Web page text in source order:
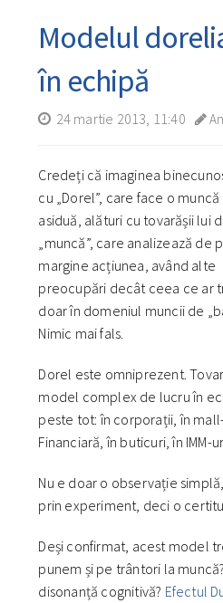
Modelul
în echipă
24 martie 2013, 11:40
Credeți că imaginea
cu „Dorel”, care face o muncă
asiduă, alături cu tovarășii lui
„muncă”, care analizează de
margine acțiunea, având alte
preocupări decât ceea ce ar
doar în domeniul muncii de
Nimic mai fals.
Dorel este omniprezent.
model complex de lucru în
peste tot: în corporații, în
Financiară, în buticuri, în IMM-
Nu e doar o observație
prin experiment, deci o
Deși confirmat, acest model
punem și pe trântori la
disonanță cognitivă? Efectul